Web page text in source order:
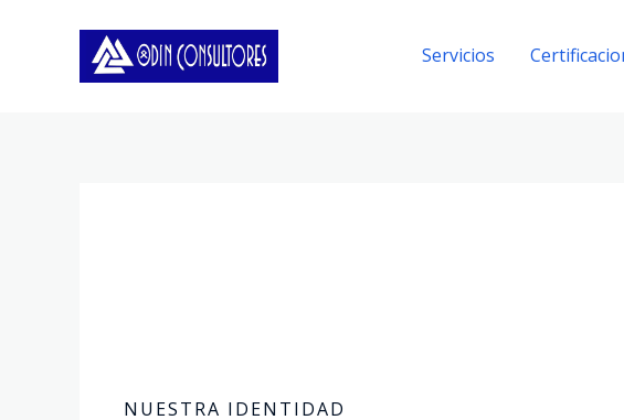
contenido
Servicios
NUESTRA IDENTIDAD